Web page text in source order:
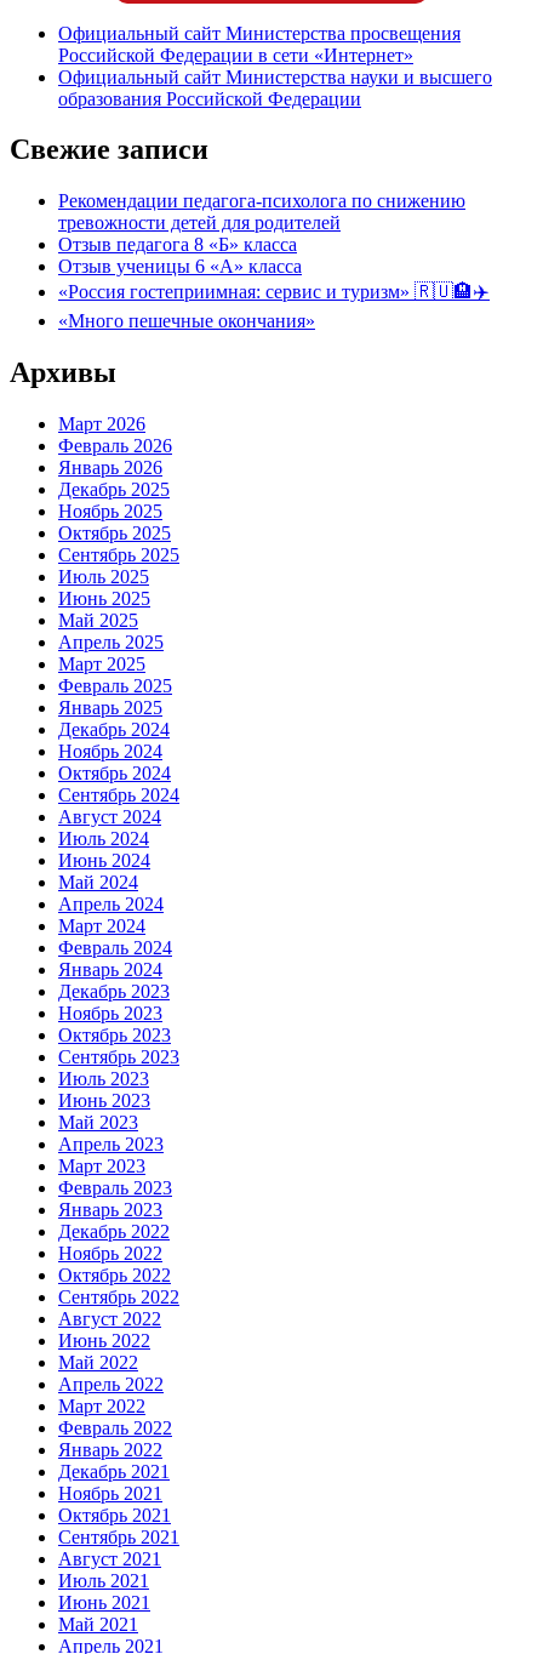
Официальный сайт Министерства просвещения
Российской Федерации в сети «Интернет»
Официальный сайт Министерства науки и высшего
образования Российской Федерации
Свежие записи
Рекомендации педагога-психолога по снижению
тревожности детей для родителей
Отзыв педагога 8 «Б» класса
Отзыв ученицы 6 «А» класса
«Россия гостеприимная: сервис и туризм» 🇷🇺🏨✈️
«Много пешечные окончания»
Архивы
Март 2026
Февраль 2026
Январь 2026
Декабрь 2025
Ноябрь 2025
Октябрь 2025
Сентябрь 2025
Июль 2025
Июнь 2025
Май 2025
Апрель 2025
Март 2025
Февраль 2025
Январь 2025
Декабрь 2024
Ноябрь 2024
Октябрь 2024
Сентябрь 2024
Август 2024
Июль 2024
Июнь 2024
Май 2024
Апрель 2024
Март 2024
Февраль 2024
Январь 2024
Декабрь 2023
Ноябрь 2023
Октябрь 2023
Сентябрь 2023
Июль 2023
Июнь 2023
Май 2023
Апрель 2023
Март 2023
Февраль 2023
Январь 2023
Декабрь 2022
Ноябрь 2022
Октябрь 2022
Сентябрь 2022
Август 2022
Июнь 2022
Май 2022
Апрель 2022
Март 2022
Февраль 2022
Январь 2022
Декабрь 2021
Ноябрь 2021
Октябрь 2021
Сентябрь 2021
Август 2021
Июль 2021
Июнь 2021
Май 2021
Апрель 2021